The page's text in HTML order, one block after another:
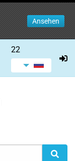
Ansehen
22